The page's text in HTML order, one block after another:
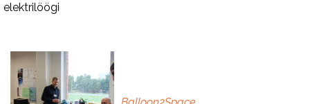
elektrilöögi